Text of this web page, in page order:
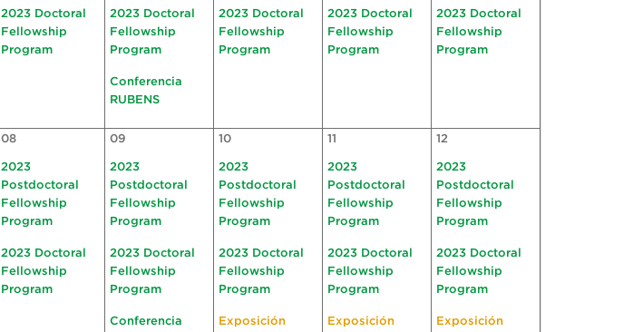
2023 Doctoral
Fellowship
Program
2023 Doctoral
Fellowship
Program
Conferencia
RUBENS
2023 Doctoral
Fellowship
Program
2023 Doctoral
Fellowship
Program
2023 Doctoral
Fellowship
Program
08
2023
Postdoctoral
Fellowship
Program
2023 Doctoral
Fellowship
Program
09
2023
Postdoctoral
Fellowship
Program
2023 Doctoral
Fellowship
Program
Conferencia
10
2023
Postdoctoral
Fellowship
Program
2023 Doctoral
Fellowship
Program
Exposición
11
2023
Postdoctoral
Fellowship
Program
2023 Doctoral
Fellowship
Program
Exposición
12
2023
Postdoctoral
Fellowship
Program
2023 Doctoral
Fellowship
Program
Exposición